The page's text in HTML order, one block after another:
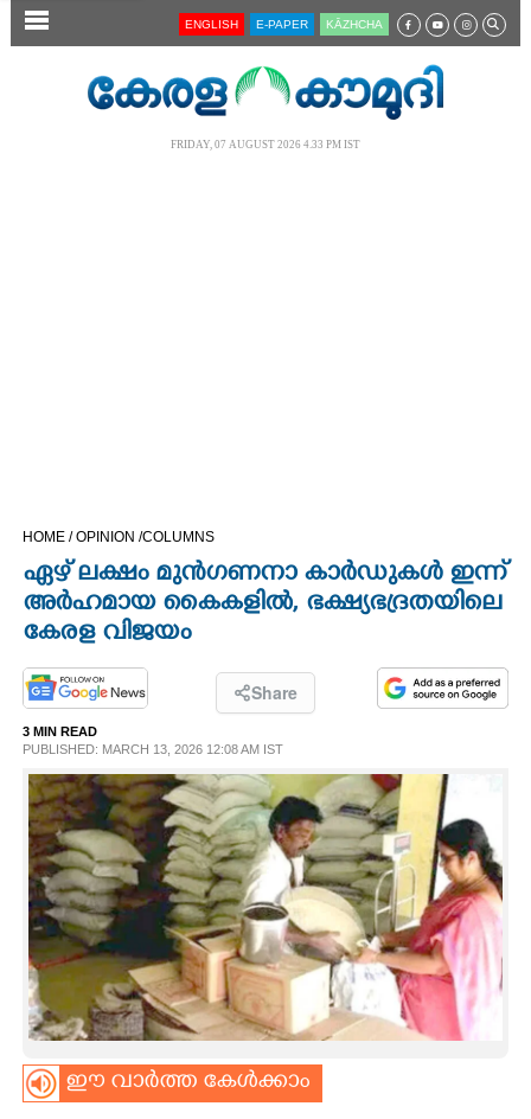
SECTIONS
OPINION
PHOTOS
LIFESTYLE
SPIRITUAL
INFO+
ART
ASTRO
CARTOONS
ENGLISH E-PAPER KĀZHCHA
FRIDAY, 07 AUGUST 2026 4.33 PM IST
HOME /OPINION /COLUMNS
ഏഴ് ലക്ഷം മുൻഗണനാ കാർഡുകൾ ഇന്ന്
അർഹമായ കൈകളിൽ, ഭക്ഷ്യഭദ്രതയിലെ
കേരള വിജയം
Share
3 MIN READ
PUBLISHED: MARCH 13, 2026 12:08 AM IST
ഈ വാർത്ത കേൾക്കാം